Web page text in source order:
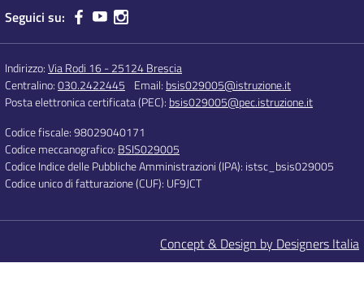
Seguici su:
Indirizzo:Via Rodi 16 - 25124 Brescia
Centralino:030.2422445 Email: bsis029005@istruzione.it
Posta elettronica certificata (PEC): bsis029005@pec.istruzione.it
Codice fiscale: 98029040171
Codice meccanografico: BSIS029005
Codice Indice delle Pubbliche Amministrazioni (IPA): istsc_bsis029005
Codice unico di fatturazione (CUF): UF9JCT
Concept & Design by Designers Italia